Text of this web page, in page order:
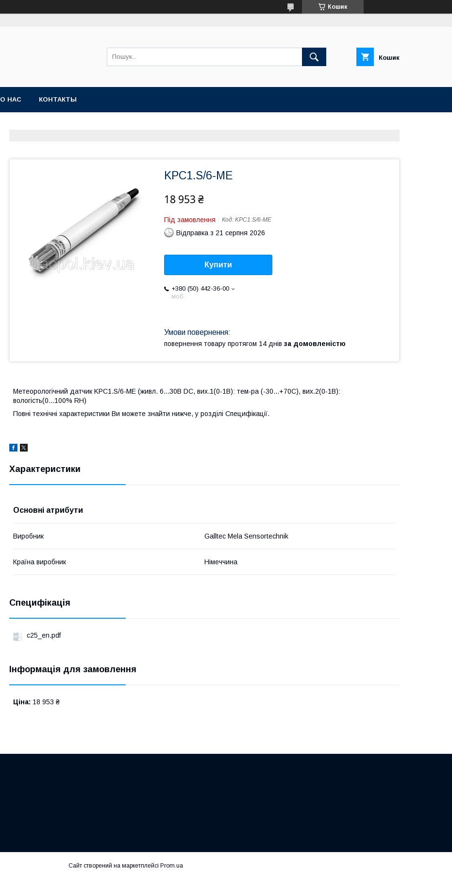
Кошик
Кошик
О НАС КОНТАКТЫ
KPC1.S/6-ME
18 953 ₴
Під замовлення Код: KPC1.S/6-ME
Відправка з 21 серпня 2026
Купити
+380 (50) 442-36-00
моб.
повернення товару протягом 14 днів за домовленістю
Метеорологічний датчик KPC1.S/6-ME (живл. 6...30В DC, вих.1(0-1В): тем-ра (-30...+70С), вих.2(0-1В):
вологість(0...100% RH)
Повні технічні характеристики Ви можете знайти нижче, у розділі Специфікації.
Характеристики
Основні атрибути
Виробник Galltec Mela Sensortechnik
Країна виробник Німеччина
Специфікація
c25_en.pdf
Інформація для замовлення
Ціна: 18 953 ₴
Сайт створений на маркетплейсі Prom.ua